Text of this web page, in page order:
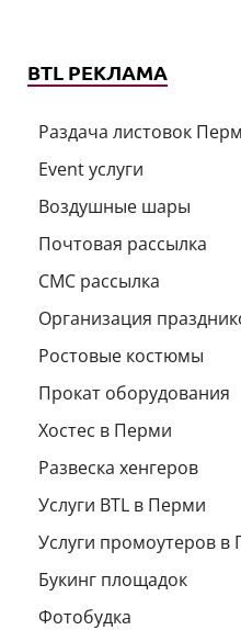
BTL РЕКЛАМА
Раздача листовок
Event услуги
Воздушные шары
Почтовая рассылка
СМС рассылка
Организация
Ростовые костюмы
Прокат оборудования
Хостес в Перми
Развеска хенгеров
Услуги BTL в Перми
Услуги промоутеров в
Букинг площадок
Фотобудка